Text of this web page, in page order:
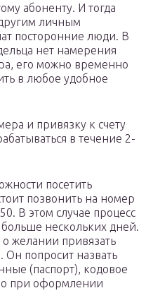
абоненту. И тогда
личным
посторонние люди. В
нет намерения
его можно временно
в любое удобное
и привязку к счету
в течение 2-
посетить
позвонить на номер
В этом случае процесс
нескольких дней.
желании привязать
попросит назвать
(паспорт), кодовое
при оформлении